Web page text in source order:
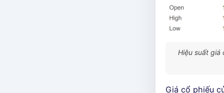
Hiệu suất giá
Giá cổ phiếu